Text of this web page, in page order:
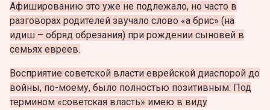
Афишированию это уже не подлежало, но часто в
разговорах родителей звучало слово «а брис» (на
идиш – обряд обрезания) при рождении сыновей в
семьях евреев.
Восприятие советской власти еврейской диаспорой до
войны, по-моему, было полностью позитивным. Под
термином «советская власть» имею в виду